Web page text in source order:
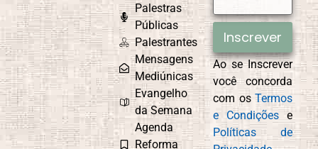
Palestras
Públicas
Palestrantes
Mensagens
Mediúnicas
Evangelho
da Semana
Agenda
Reforma
Inscrever
Ao se Inscrever
você concorda
com osTermos
e Condições e
Políticas de